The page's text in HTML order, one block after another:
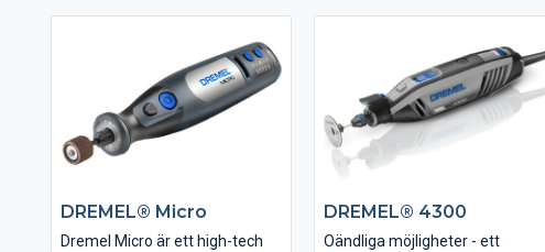
inbyggd i verktygets ände....
DREMEL® Micro
Dremel Micro är ett high-tech
DREMEL® 4300
Oändliga möjligheter - ett